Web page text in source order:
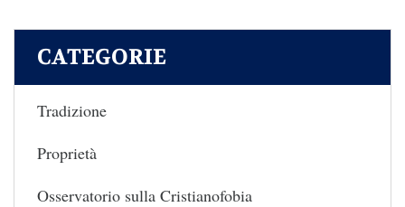
CATEGORIE
Tradizione
Proprietà
Osservatorio sulla Cristianofobia